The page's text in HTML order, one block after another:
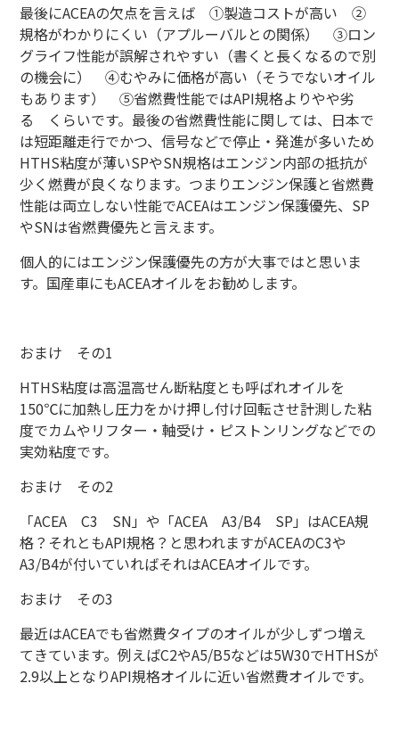
最後にACEAの欠点を言えば ①製造コストが高い ②
規格がわかりにくい（アプルーバルとの関係） ③ロン
グライフ性能が誤解されやすい（書くと長くなるので別
の機会に） ④むやみに価格が高い（そうでないオイル
もあります） ⑤省燃費性能ではAPI規格よりやや劣
る くらいです。最後の省燃費性能に関しては、日本で
は短距離走行でかつ、信号などで停止・発進が多いため
HTHS粘度が薄いSPやSN規格はエンジン内部の抵抗が
少く燃費が良くなります。つまりエンジン保護と省燃費
性能は両立しない性能でACEAはエンジン保護優先、SP
やSNは省燃費優先と言えます。
個人的にはエンジン保護優先の方が大事ではと思いま
す。国産車にもACEAオイルをお勧めします。
おまけ その1
HTHS粘度は高温高せん断粘度とも呼ばれオイルを
150℃に加熱し圧力をかけ押し付け回転させ計測した粘
度でカムやリフター・軸受け・ピストンリングなどでの
実効粘度です。
おまけ その2
「ACEA C3 SN」や「ACEA A3/B4 SP」はACEA規
格？それともAPI規格？と思われますがACEAのC3や
A3/B4が付いていればそれはACEAオイルです。
おまけ その3
最近はACEAでも省燃費タイプのオイルが少しずつ増え
てきています。例えばC2やA5/B5などは5W30でHTHSが
2.9以上となりAPI規格オイルに近い省燃費オイルです。